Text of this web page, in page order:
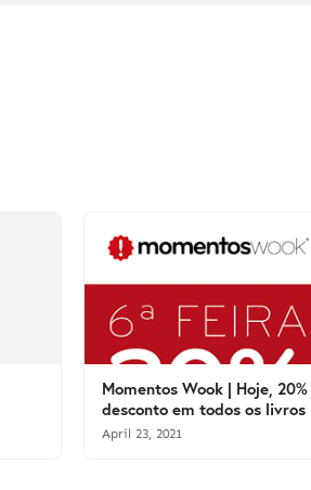
Momentos Wook | Hoje, 20%
desconto em todos os livros
April 23, 2021